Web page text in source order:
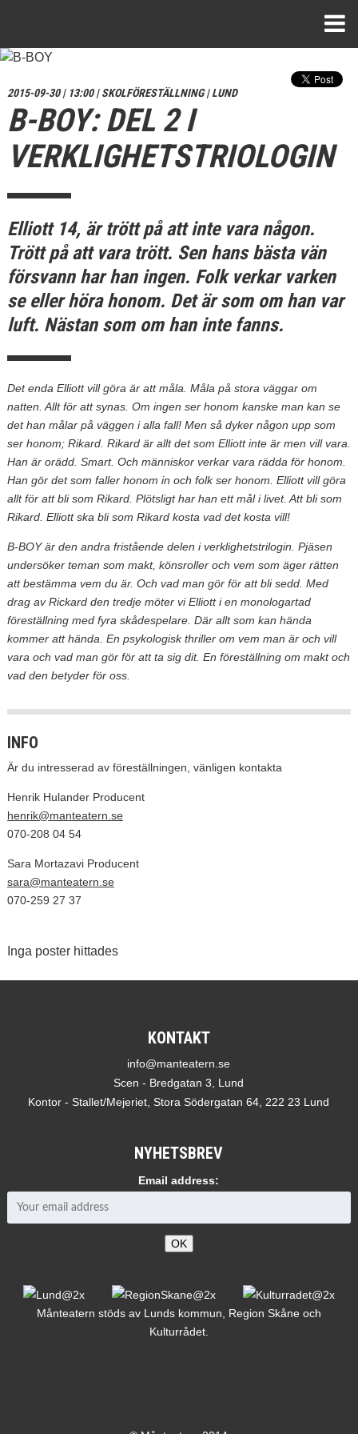
2015-09-30 | 13:00 | SKOLFÖRESTÄLLNING | LUND
B-BOY: DEL 2 I
VERKLIGHETSTRIOLOGIN
Elliott 14, är trött på att inte vara någon.
Trött på att vara trött. Sen hans bästa vän
försvann har han ingen. Folk verkar varken
se eller höra honom. Det är som om han var
luft. Nästan som om han inte fanns.
Det enda Elliott vill göra är att måla. Måla på stora väggar om
natten. Allt för att synas. Om ingen ser honom kanske man kan se
det han målar på väggen i alla fall! Men så dyker någon upp som
ser honom; Rikard. Rikard är allt det som Elliott inte är men vill vara.
Han är orädd. Smart. Och människor verkar vara rädda för honom.
Han gör det som faller honom in och folk ser honom. Elliott vill göra
allt för att bli som Rikard. Plötsligt har han ett mål i livet. Att bli som
Rikard. Elliott ska bli som Rikard kosta vad det kosta vill!
B-BOY är den andra fristående delen i verklighetstrilogin. Pjäsen
undersöker teman som makt, könsroller och vem som äger rätten
att bestämma vem du är. Och vad man gör för att bli sedd. Med
drag av Rickard den tredje möter vi Elliott i en monologartad
föreställning med fyra skådespelare. Där allt som kan hända
kommer att hända. En psykologisk thriller om vem man är och vill
vara och vad man gör för att ta sig dit. En föreställning om makt och
vad den betyder för oss.
INFO
Är du intresserad av föreställningen, vänligen kontakta
Henrik Hulander Producent
henrik@manteatern.se
070-208 04 54
Sara Mortazavi Producent
sara@manteatern.se
070-259 27 37
Inga poster hittades
KONTAKT
info@manteatern.se
Scen - Bredgatan 3, Lund
Kontor - Stallet/Mejeriet, Stora Södergatan 64, 222 23 Lund
NYHETSBREV
Email address:
Månteatern stöds av Lunds kommun, Region Skåne och
Kulturrådet.